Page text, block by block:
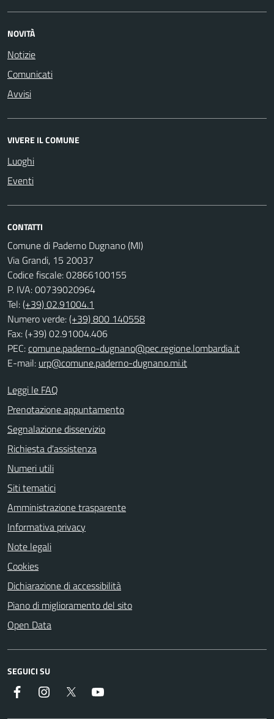
NOVITÀ
Notizie
Comunicati
Avvisi
VIVERE IL COMUNE
Luoghi
Eventi
CONTATTI
Comune di Paderno Dugnano (MI)
Via Grandi, 15 20037
Codice fiscale: 02866100155
P. IVA: 00739020964
Tel:(+39) 02.91004.1
Numero verde:(+39) 800 140558
Fax: (+39) 02.91004.406
PEC:comune.paderno-dugnano@pec.regione.lombardia.it
E-mail: urp@comune.paderno-dugnano.mi.it
Leggi le FAQ
Prenotazione appuntamento
Segnalazione disservizio
Richiesta d'assistenza
Numeri utili
Siti tematici
Amministrazione trasparente
Informativa privacy
Note legali
Cookies
Dichiarazione di accessibilità
Piano di miglioramento del sito
Open Data
SEGUICI SU
Facebook InstagramTwitter